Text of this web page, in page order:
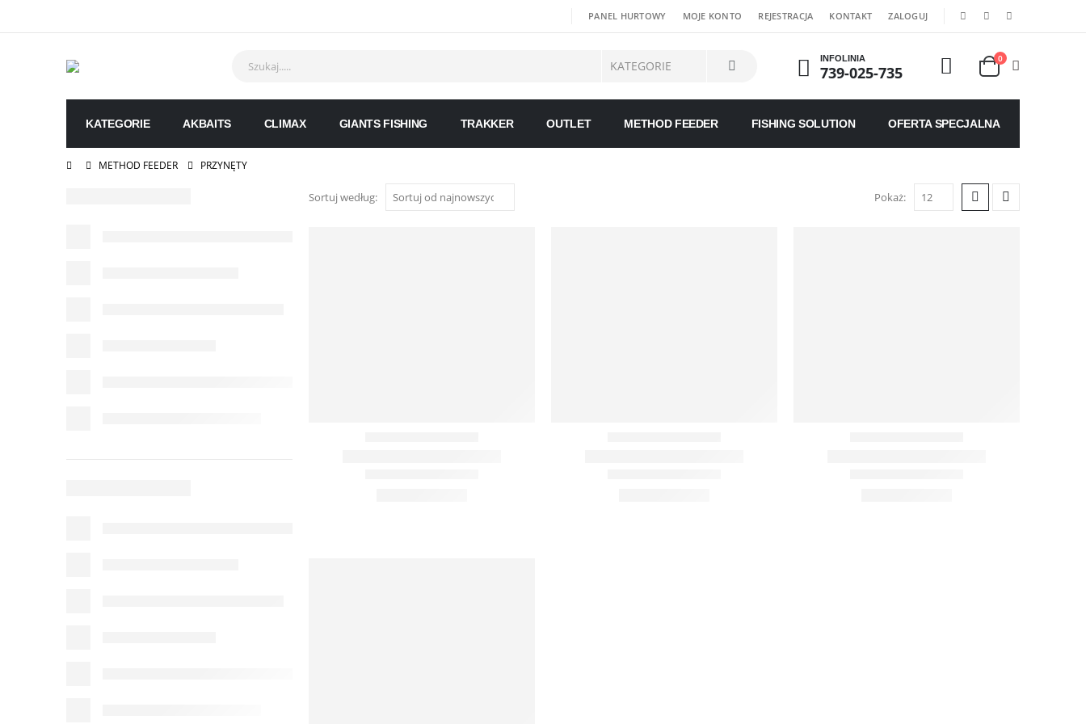
PANEL HURTOWY MOJE KONTO REJESTRACJA KONTAKT ZALOGUJ
INFOLINIA
739-025-735
0
KATEGORIE AKBAITS CLIMAX GIANTS FISHING TRAKKER OUTLET METHOD FEEDER FISHING SOLUTION OFERTA SPECJALNA
METHOD FEEDER PRZYNĘTY
Sortuj według: Pokaż: